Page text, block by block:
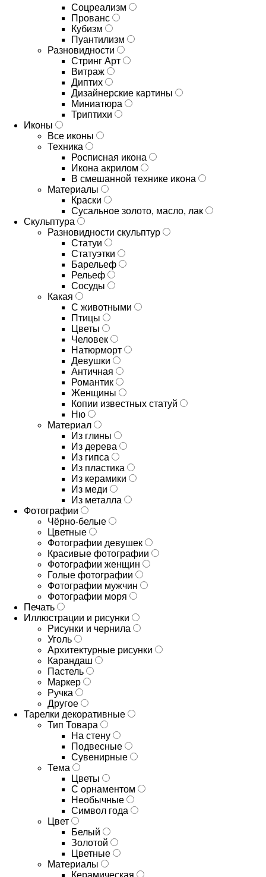
Соцреализм
Прованс
Кубизм
Пуантилизм
Разновидности
Стринг Арт
Витраж
Диптих
Дизайнерские картины
Миниатюра
Триптихи
Иконы
Все иконы
Техника
Росписная икона
Икона акрилом
В смешанной технике икона
Материалы
Краски
Сусальное золото, масло, лак
Скульптура
Разновидности скульптур
Статуи
Статуэтки
Барельеф
Рельеф
Сосуды
Какая
С животными
Птицы
Цветы
Человек
Натюрморт
Девушки
Античная
Романтик
Женщины
Копии известных статуй
Ню
Материал
Из глины
Из дерева
Из гипса
Из пластика
Из керамики
Из меди
Из металла
Фотографии
Чёрно-белые
Цветные
Фотографии девушек
Красивые фотографии
Фотографии женщин
Голые фотографии
Фотографии мужчин
Фотографии моря
Печать
Иллюстрации и рисунки
Рисунки и чернила
Уголь
Архитектурные рисунки
Карандаш
Пастель
Маркер
Ручка
Другое
Тарелки декоративные
Тип Товара
На стену
Подвесные
Сувенирные
Тема
Цветы
С орнаментом
Необычные
Символ года
Цвет
Белый
Золотой
Цветные
Материалы
Керамическая